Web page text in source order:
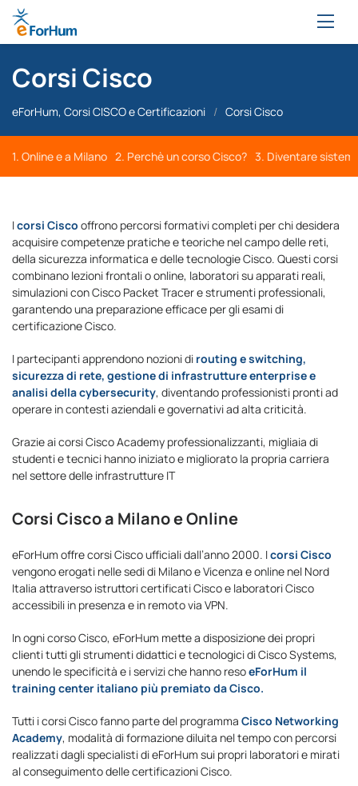
Corsi Cisco
eForHum, Corsi CISCO e Certificazioni / Corsi Cisco
1. Online e a Milano 2. Perchè un corso Cisco? 3. Diventare
Icorsi Cisco offrono percorsi formativi completi per chi desidera
acquisire competenze pratiche e teoriche nel campo delle reti,
della sicurezza informatica e delle tecnologie Cisco. Questi corsi
combinano lezioni frontali o online, laboratori su apparati reali,
simulazioni con Cisco Packet Tracer e strumenti professionali,
garantendo una preparazione efficace per gli esami di
certificazione Cisco.
I partecipanti apprendono nozioni di routing e switching,
sicurezza di rete, gestione di infrastrutture enterprise e
analisi della cybersecurity, diventando professionisti pronti ad
operare in contesti aziendali e governativi ad alta criticità.
Grazie ai corsi Cisco Academy professionalizzanti, migliaia di
studenti e tecnici hanno iniziato e migliorato la propria carriera
nel settore delle infrastrutture IT
Corsi Cisco a Milano e Online
eForHum offre corsi Cisco ufficiali dall’anno 2000. Icorsi Cisco
vengono erogati nelle sedi di Milano e Vicenza e online nel Nord
Italia attraverso istruttori certificati Cisco e laboratori Cisco
accessibili in presenza e in remoto via VPN.
In ogni corso Cisco, eForHum mette a disposizione dei propri
clienti tutti gli strumenti didattici e tecnologici di Cisco Systems,
unendo le specificità e i servizi che hanno resoeForHum il
training center italiano più premiato da Cisco.
Tutti i corsi Cisco fanno parte del programma Cisco Networking
Academy, modalità di formazione diluita nel tempo con percorsi
realizzati dagli specialisti di eForHum sui propri laboratori e mirati
al conseguimento delle certificazioni Cisco.